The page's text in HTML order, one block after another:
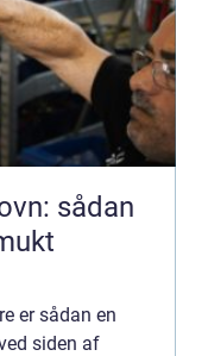
sådan
er sådan en
siden af